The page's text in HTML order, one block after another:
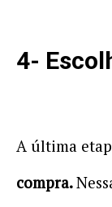
4-
A última
compra.